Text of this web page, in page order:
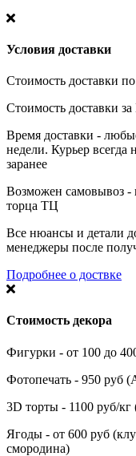
Условия доставки
Стоимость доставки
Стоимость доставки
Время доставки -
недели. Курьер всегда
заранее
Возможен самовывоз -
торца ТЦ
Все нюансы и детали
менеджеры после
Подробнее о доствке
Стоимость декора
Фигурки - от 100 до
Фотопечать - 950 руб
3D торты - 1100 руб/
Ягоды - от 600 руб
смородина)